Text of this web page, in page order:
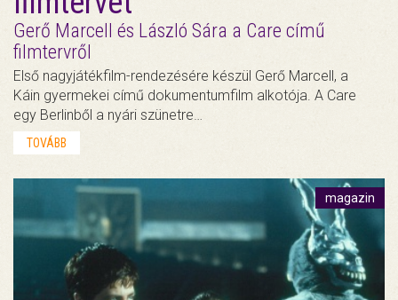
Gerő Marcell és László Sára a Care című
filmtervről
Első nagyjátékfilm-rendezésére készül Gerő Marcell, a
Káin gyermekei című dokumentumfilm alkotója. A Care
egy Berlinből a nyári szünetre…
TOVÁBB
magazin